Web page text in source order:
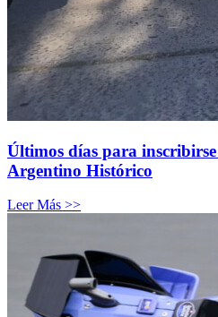
Últimos días para
Argentino Histórico
Leer Más >>